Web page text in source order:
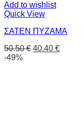
Add to wishlist
Quick View
ΣΑΤΕΝ ΠΥΖΑΜΑ
50.50€ 40.40 €
-49%